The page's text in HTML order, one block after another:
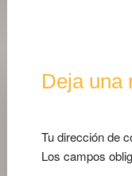
Deja una
Tu dirección de
Los campos